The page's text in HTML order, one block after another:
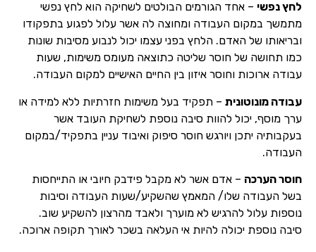
לחץ נפשי – אחד הגורמים הבולטים לשחיקה הוא לחץ נפשי
מתמשך במקום העבודה ומחוצה לה אשר עלול לפגוע בתפקודו
ובריאותו של האדם. הלחץ בפני עצמו יכול לנבוע מסיבות שונות
כמו תחושה של חוסר שליטה כתוצאה מעומס משימות, שעות
עבודה ארוכות וחוסר איזון בין החיים האישיים למקום העבודה.
עבודה מונוטונית – תפקיד בעל משימות חזרתיות ללא למידה או
ערך מוסף, יכול להוות סיבה נוספת לשחיקת העובד אשר
בעקבותיה יתכן ויורגש חוסר סיפוק ואיבוד עניין בתפקיד/במקום
העבודה.
חוסר הערכה – אדם אשר לא מקבל פידבק חיובי או התייחסות
בשל העבודה שלו/ המאמץ שהשקיע/שעות העבודה וסיבות
נוספות עלול להרגיש לא מוערך ולאבד מהרצון להשקיע שוב.
סיבה נוספת יכולה להיות אי העלאה בשכר לאורך תקופה ארוכה.